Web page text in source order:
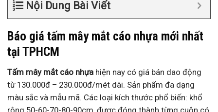
Nội Dung Bài Viết
Báo giá tấm mây mắt cáo nhựa mới nhất
tại TPHCM
Tấm mây mắt cáo nhựa hiện nay có giá bán dao động
từ 130.000đ – 230.000đ/mét dài. Sản phẩm đa dạng
màu sắc và mẫu mã. Các loại kích thước phổ biến: khổ